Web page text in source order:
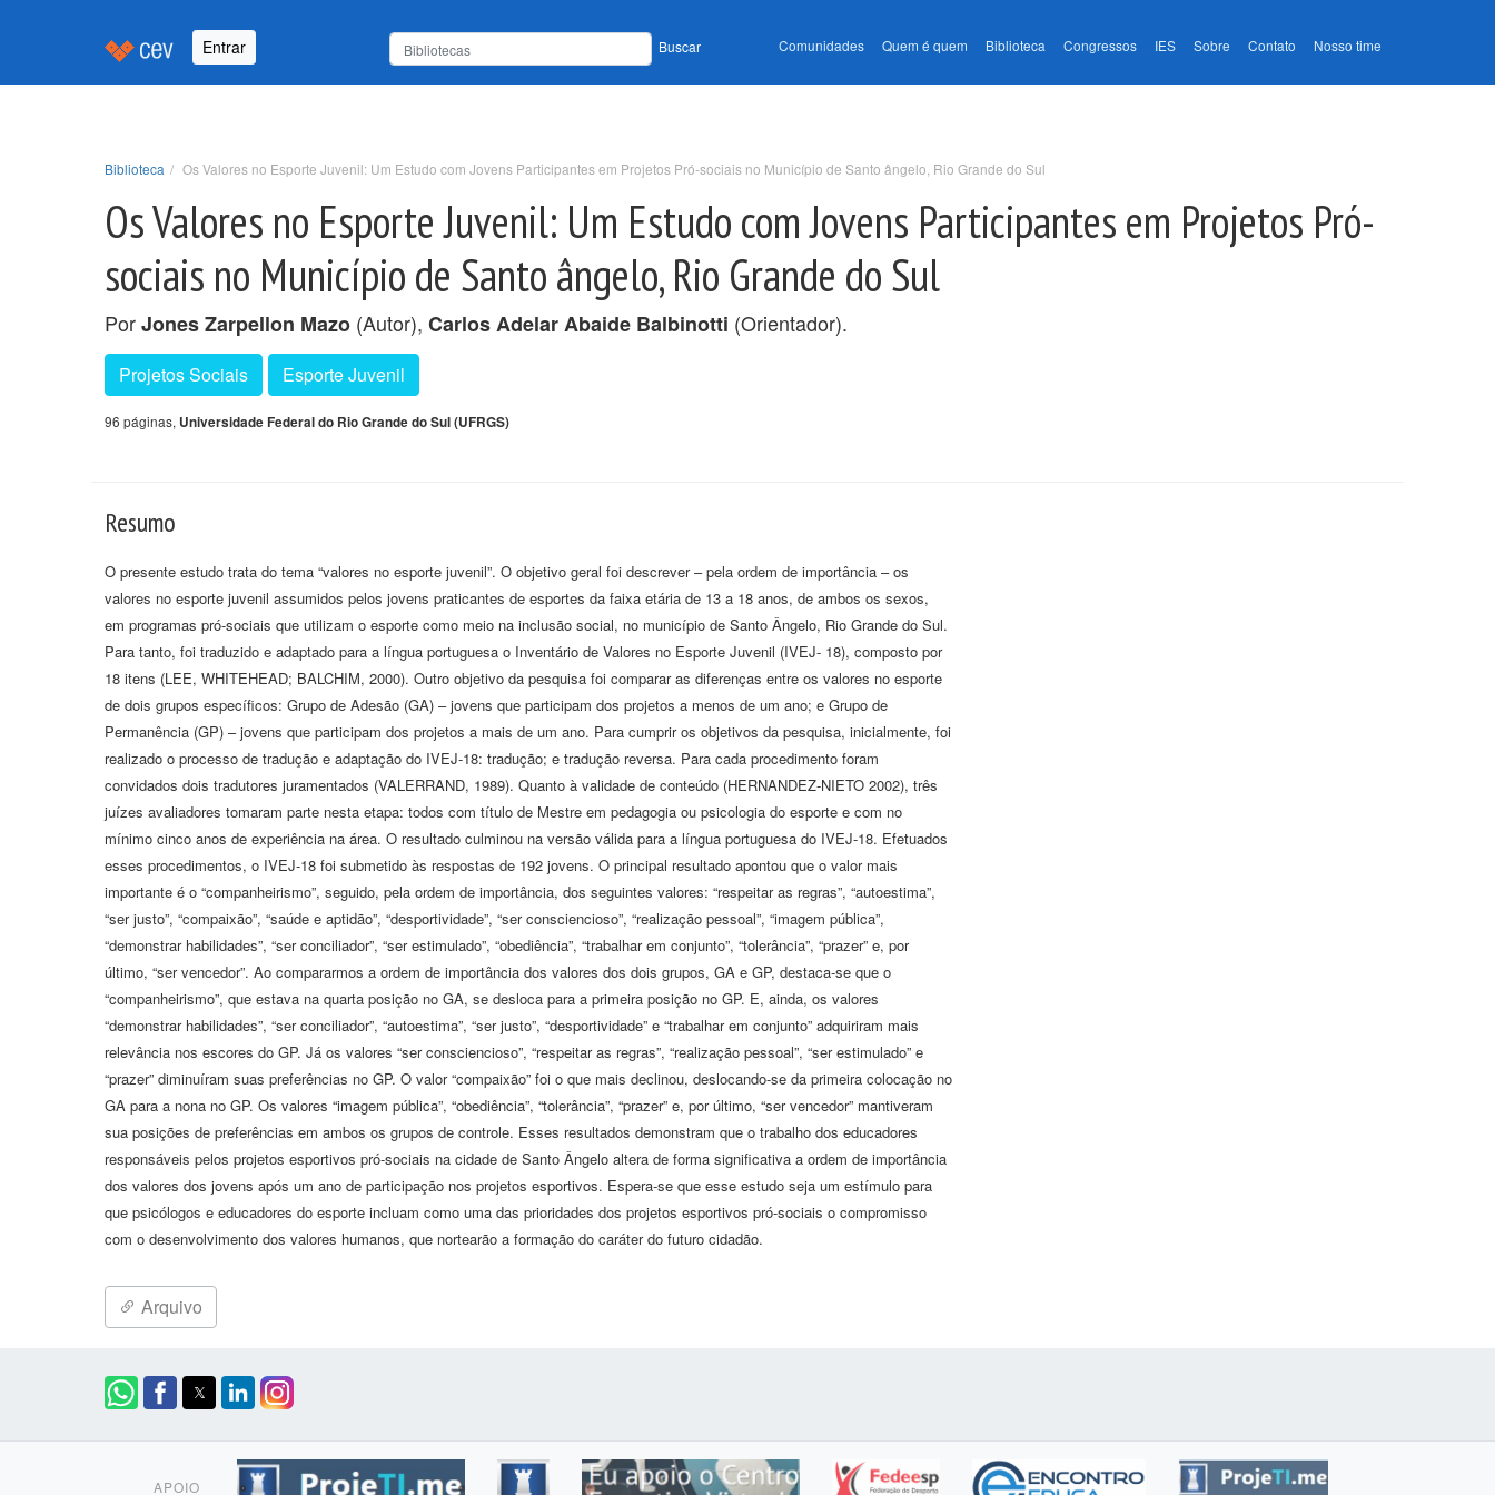
Entrar Buscar Comunidades Quem é quem Biblioteca Congressos IES Sobre Contato Nosso time
Biblioteca Os Valores no Esporte Juvenil: Um Estudo com Jovens Participantes em Projetos Pró-sociais no Município de Santo ângelo, Rio Grande do Sul
Os Valores no Esporte Juvenil: Um Estudo com Jovens Participantes em Projetos Pró-
sociais no Município de Santo ângelo, Rio Grande do Sul
PorJones Zarpellon Mazo (Autor), Carlos Adelar Abaide Balbinotti (Orientador).
Projetos Sociais Esporte Juvenil
96 páginas, Universidade Federal do Rio Grande do Sul (UFRGS)
Resumo
O presente estudo trata do tema “valores no esporte juvenil”. O objetivo geral foi descrever – pela ordem de importância – os
valores no esporte juvenil assumidos pelos jovens praticantes de esportes da faixa etária de 13 a 18 anos, de ambos os sexos,
em programas pró-sociais que utilizam o esporte como meio na inclusão social, no município de Santo Ângelo, Rio Grande do Sul.
Para tanto, foi traduzido e adaptado para a língua portuguesa o Inventário de Valores no Esporte Juvenil (IVEJ- 18), composto por
18 itens (LEE, WHITEHEAD; BALCHIM, 2000). Outro objetivo da pesquisa foi comparar as diferenças entre os valores no esporte
de dois grupos específicos: Grupo de Adesão (GA) – jovens que participam dos projetos a menos de um ano; e Grupo de
Permanência (GP) – jovens que participam dos projetos a mais de um ano. Para cumprir os objetivos da pesquisa, inicialmente, foi
realizado o processo de tradução e adaptação do IVEJ-18: tradução; e tradução reversa. Para cada procedimento foram
convidados dois tradutores juramentados (VALERRAND, 1989). Quanto à validade de conteúdo (HERNANDEZ-NIETO 2002), três
juízes avaliadores tomaram parte nesta etapa: todos com título de Mestre em pedagogia ou psicologia do esporte e com no
mínimo cinco anos de experiência na área. O resultado culminou na versão válida para a língua portuguesa do IVEJ-18. Efetuados
esses procedimentos, o IVEJ-18 foi submetido às respostas de 192 jovens. O principal resultado apontou que o valor mais
importante é o “companheirismo”, seguido, pela ordem de importância, dos seguintes valores: “respeitar as regras”, “autoestima”,
“ser justo”, “compaixão”, “saúde e aptidão”, “desportividade”, “ser consciencioso”, “realização pessoal”, “imagem pública”,
“demonstrar habilidades”, “ser conciliador”, “ser estimulado”, “obediência”, “trabalhar em conjunto”, “tolerância”, “prazer” e, por
último, “ser vencedor”. Ao compararmos a ordem de importância dos valores dos dois grupos, GA e GP, destaca-se que o
“companheirismo”, que estava na quarta posição no GA, se desloca para a primeira posição no GP. E, ainda, os valores
“demonstrar habilidades”, “ser conciliador”, “autoestima”, “ser justo”, “desportividade” e “trabalhar em conjunto” adquiriram mais
relevância nos escores do GP. Já os valores “ser consciencioso”, “respeitar as regras”, “realização pessoal”, “ser estimulado” e
“prazer” diminuíram suas preferências no GP. O valor “compaixão” foi o que mais declinou, deslocando-se da primeira colocação no
GA para a nona no GP. Os valores “imagem pública”, “obediência”, “tolerância”, “prazer” e, por último, “ser vencedor” mantiveram
sua posições de preferências em ambos os grupos de controle. Esses resultados demonstram que o trabalho dos educadores
responsáveis pelos projetos esportivos pró-sociais na cidade de Santo Ângelo altera de forma significativa a ordem de importância
dos valores dos jovens após um ano de participação nos projetos esportivos. Espera-se que esse estudo seja um estímulo para
que psicólogos e educadores do esporte incluam como uma das prioridades dos projetos esportivos pró-sociais o compromisso
com o desenvolvimento dos valores humanos, que nortearão a formação do caráter do futuro cidadão.
Arquivo
APOIO